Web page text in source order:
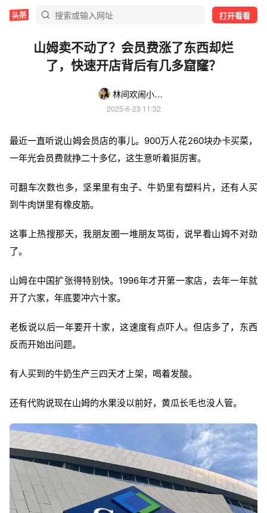
打开看看
山姆卖不动了？会员费涨了东西却烂
了，快速开店背后有几多窟窿？
林间欢闹小松鼠
2025-6-23 11:32
最近一直听说山姆会员店的事儿。900万人花260块办卡买菜，
一年光会员费就挣二十多亿，这生意听着挺厉害。
可翻车次数也多，坚果里有虫子、牛奶里有塑料片，还有人买
到牛肉饼里有橡皮筋。
这事上热搜那天，我朋友圈一堆朋友骂街，说早看山姆不对劲
了。
山姆在中国扩张得特别快。1996年才开第一家店，去年一年就
开了六家，年底要冲六十家。
老板说以后一年要开十家，这速度有点吓人。但店多了，东西
反而开始出问题。
有人买到的牛奶生产三四天才上架，喝着发酸。
还有代购说现在山姆的水果没以前好，黄瓜长毛也没人管。